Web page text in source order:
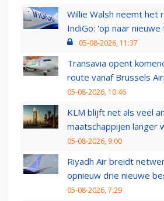
Willie Walsh neemt het
IndiGo: 'op naar
05-08-2026, 11:37
Transavia opent
route vanaf Brussels
05-08-2026, 10:46
KLM blijft net als veel
maatschappijen langer
05-08-2026, 9:00
Riyadh Air breidt
opnieuw drie nieuwe
05-08-2026, 7:29